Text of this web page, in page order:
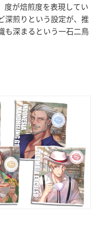
度が焙煎度を表現してい
深煎りという設定が、推
も深まるという一石二鳥